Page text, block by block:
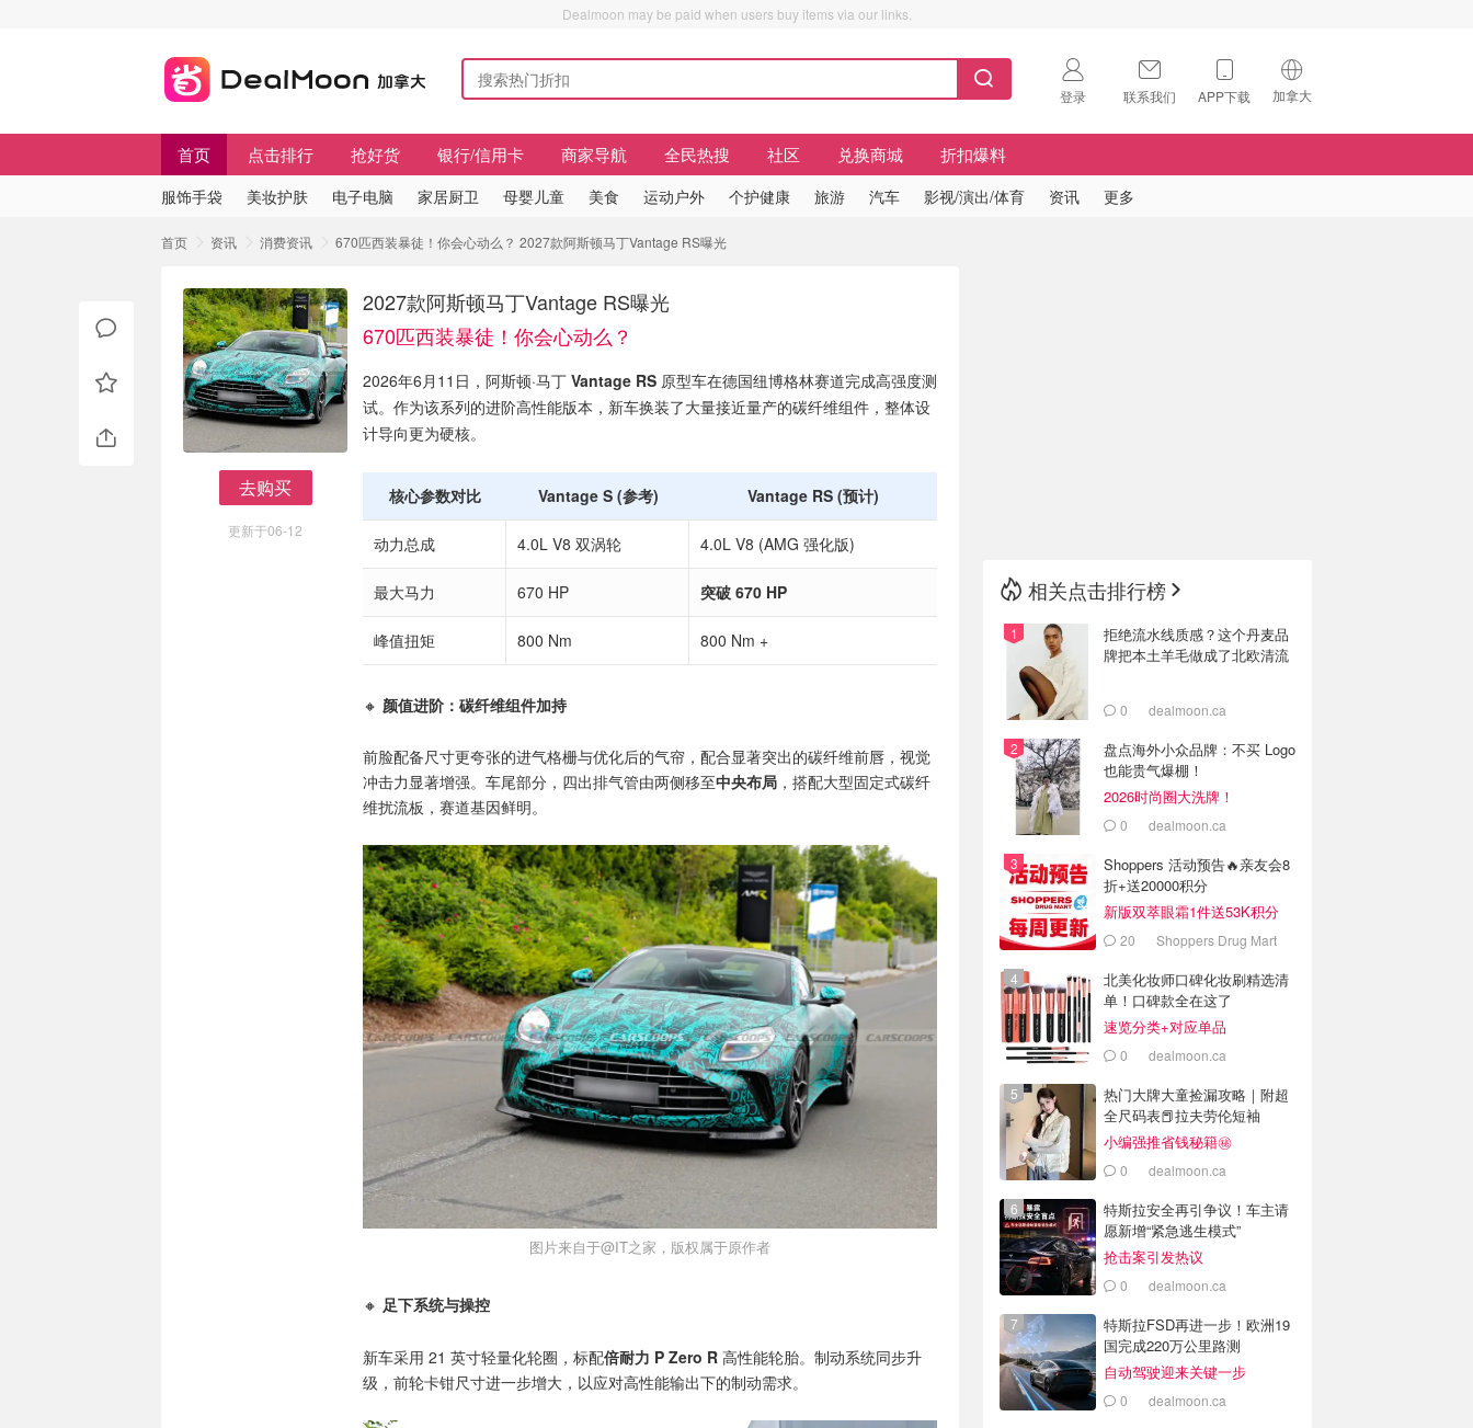
Dealmoon may be paid when users buy items via our links.
登录 联系我们 APP下载 加拿大
🇺🇸
首页 点击排行 抢好货 银行/信用卡 商家导航 全民热搜 社区 兑换商城 折扣爆料
服饰手袋 美妆护肤 电子电脑 家居厨卫 母婴儿童 美食 运动户外 个护健康 旅游 汽车 影视/演出/体育 资讯 更多
首页 资讯 消费资讯 670匹西装暴徒！你会心动么？ 2027款阿斯顿马丁Vantage RS曝光
去购买
更新于06-12
2027款阿斯顿马丁Vantage RS曝光
670匹西装暴徒！你会心动么？
2026年6月11日，阿斯顿·马丁 Vantage RS 原型车在德国纽博格林赛道完成高强度测
试。作为该系列的进阶高性能版本，新车换装了大量接近量产的碳纤维组件，整体设
计导向更为硬核。
核心参数对比 Vantage S (参考) Vantage RS (预计)
动力总成 4.0L V8 双涡轮 4.0L V8 (AMG 强化版)
最大马力 670 HP 突破 670 HP
峰值扭矩 800 Nm 800 Nm +
🔸 颜值进阶：碳纤维组件加持
前脸配备尺寸更夸张的进气格栅与优化后的气帘，配合显著突出的碳纤维前唇，视觉
冲击力显著增强。车尾部分，四出排气管由两侧移至中央布局 ，搭配大型固定式碳纤
维扰流板，赛道基因鲜明。
图片来自于@IT之家，版权属于原作者
🔸 足下系统与操控
新车采用 21 英寸轻量化轮圈，标配倍耐力 P Zero R 高性能轮胎。制动系统同步升
级，前轮卡钳尺寸进一步增大，以应对高性能输出下的制动需求。
相关点击排行榜
拒绝流水线质感？这个丹麦品
牌把本土羊毛做成了北欧清流
0 dealmoon.ca
盘点海外小众品牌：不买 Logo
也能贵气爆棚！
2026时尚圈大洗牌！
0 dealmoon.ca
Shoppers 活动预告🔥亲友会8
折+送20000积分
新版双萃眼霜1件送53K积分
20 Shoppers Drug Mart
北美化妆师口碑化妆刷精选清
单！口碑款全在这了
速览分类+对应单品
0 dealmoon.ca
热门大牌大童捡漏攻略｜附超
全尺码表📕拉夫劳伦短袖
$26.99
小编强推省钱秘籍㊙️
0 dealmoon.ca
特斯拉安全再引争议！车主请
愿新增“紧急逃生模式”
抢击案引发热议
0 dealmoon.ca
特斯拉FSD再进一步！欧洲19
国完成220万公里路测
自动驾驶迎来关键一步
0 dealmoon.ca